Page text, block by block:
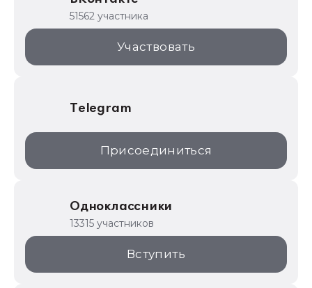
1С:Торговая площадка
51562 участника
Участвовать
Telegram
Присоединиться
Одноклассники
13315 участников
Вступить